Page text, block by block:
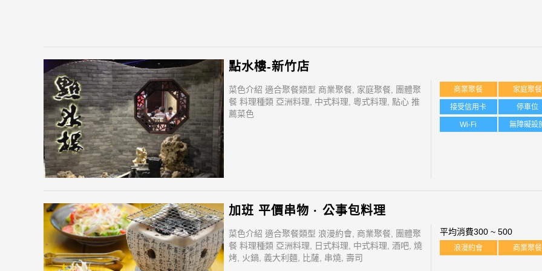
點水樓-新竹店
菜色介紹 適合聚餐類型 商業聚餐, 家庭聚餐, 團體聚
餐 料理種類 亞洲料理, 中式料理, 粵式料理, 點心 推
薦菜色
商業聚餐 家庭聚餐
接受信用卡 停車位
Wi-Fi 無障礙設
加班 平價串物 · 公事包料理
菜色介紹 適合聚餐類型 浪漫約會, 商業聚餐, 團體聚
餐 料理種類 亞洲料理, 日式料理, 中式料理, 酒吧, 燒
烤, 火鍋, 義大利麵, 比薩, 串燒, 壽司
平均消費300 ~ 500
浪漫約會 商業聚餐